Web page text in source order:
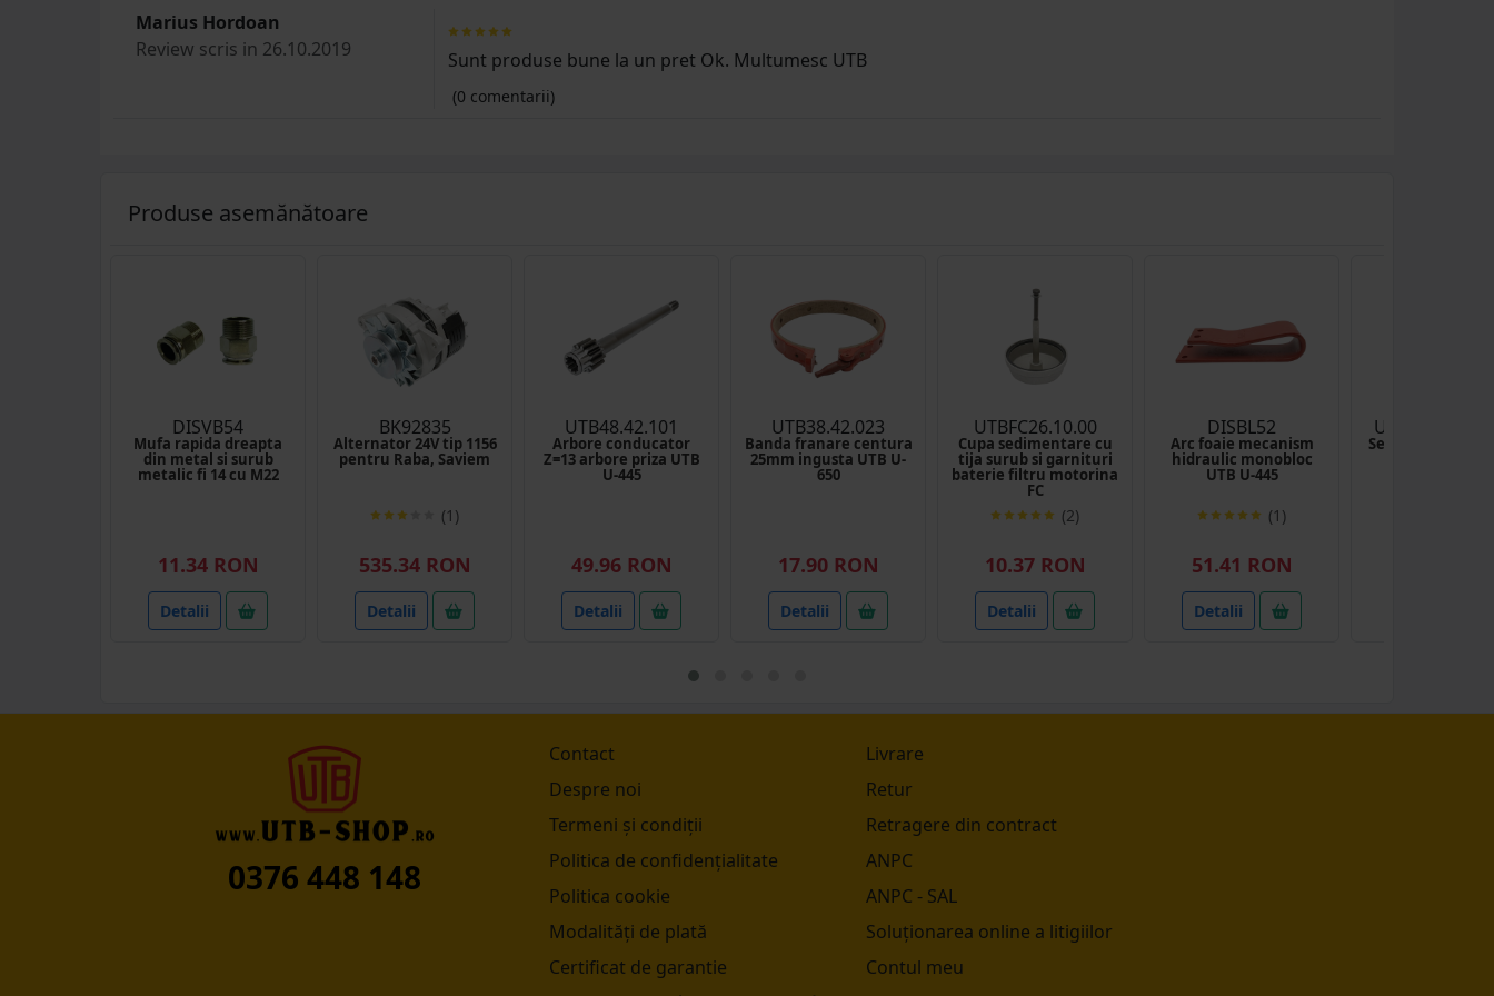
Marius Hordoan
Review scris in 26.10.2019
Sunt produse bune la un pret Ok. Multumesc UTB
(0 comentarii)
Produse asemănătoare
DISVB54
Mufa rapida dreapta
din metal si surub
metalic fi 14 cu M22
11.34 RON
Detalii
BK92835
Alternator 24V tip 1156
pentru Raba, Saviem
(1)
535.34 RON
Detalii
UTB48.42.101
Arbore conducator
Z=13 arbore priza UTB
U-445
49.96 RON
Detalii
UTB38.42.023
Banda franare centura
25mm ingusta UTB U-
650
17.90 RON
Detalii
UTBFC26.10.00
Cupa sedimentare cu
tija surub si garnituri
baterie filtru motorina
FC
(2)
10.37 RON
Detalii
DISBL52
Arc foaie mecanism
hidraulic monobloc
UTB U-445
(1)
51.41 RON
Detalii
Set cablaj greu
0376 448 148
Contact
Despre noi
Termeni și condiții
Politica de confidențialitate
Politica cookie
Modalități de plată
Certificat de garantie
Livrare
Retur
Retragere din contract
ANPC
ANPC - SAL
Soluționarea online a litigiilor
Contul meu